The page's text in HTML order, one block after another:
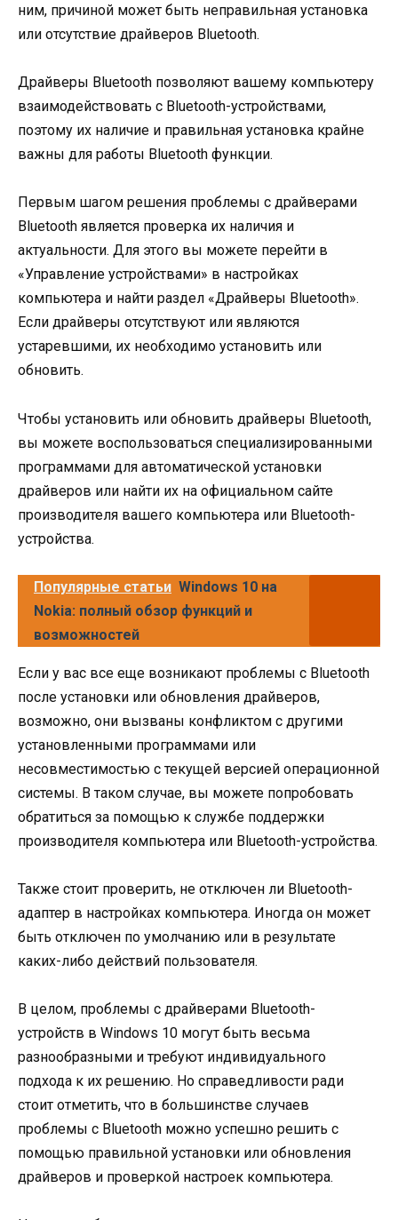
ним, причиной может быть неправильная установка
или отсутствие драйверов Bluetooth.
Драйверы Bluetooth позволяют вашему компьютеру
взаимодействовать с Bluetooth-устройствами,
поэтому их наличие и правильная установка крайне
важны для работы Bluetooth функции.
Первым шагом решения проблемы с драйверами
Bluetooth является проверка их наличия и
актуальности. Для этого вы можете перейти в
«Управление устройствами» в настройках
компьютера и найти раздел «Драйверы Bluetooth».
Если драйверы отсутствуют или являются
устаревшими, их необходимо установить или
обновить.
Чтобы установить или обновить драйверы Bluetooth,
вы можете воспользоваться специализированными
программами для автоматической установки
драйверов или найти их на официальном сайте
производителя вашего компьютера или Bluetooth-
устройства.
Популярные статьи Windows 10 на
Nokia: полный обзор функций и
возможностей
Если у вас все еще возникают проблемы с Bluetooth
после установки или обновления драйверов,
возможно, они вызваны конфликтом с другими
установленными программами или
несовместимостью с текущей версией операционной
системы. В таком случае, вы можете попробовать
обратиться за помощью к службе поддержки
производителя компьютера или Bluetooth-устройства.
Также стоит проверить, не отключен ли Bluetooth-
адаптер в настройках компьютера. Иногда он может
быть отключен по умолчанию или в результате
каких-либо действий пользователя.
В целом, проблемы с драйверами Bluetooth-
устройств в Windows 10 могут быть весьма
разнообразными и требуют индивидуального
подхода к их решению. Но справедливости ради
стоит отметить, что в большинстве случаев
проблемы с Bluetooth можно успешно решить с
помощью правильной установки или обновления
драйверов и проверкой настроек компьютера.